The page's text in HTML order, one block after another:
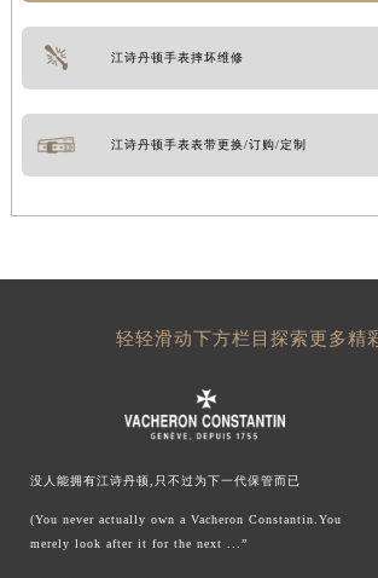
江诗丹顿手表摔坏维修
江诗丹顿手表表带更换/订购/定制
轻轻滑动下方栏目探索更多精
没人能拥有江诗丹顿,只不过为下一代保管而已
(You never actually own a Vacheron Constantin.You
merely look after it for the next ...”